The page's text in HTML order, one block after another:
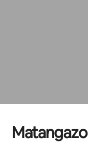
Matangazo